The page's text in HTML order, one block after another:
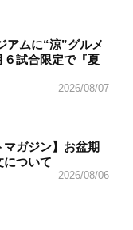
アムに“涼”グルメ
６試合限定で『夏
2026/08/07
マガジン】お盆期
について
2026/08/06